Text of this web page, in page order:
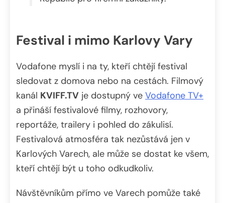
Festival i mimo Karlovy Vary
Vodafone myslí i na ty, kteří chtějí festival
sledovat z domova nebo na cestách. Filmový
kanál KVIFF.TV je dostupný ve Vodafone TV+
a přináší festivalové filmy, rozhovory,
reportáže, trailery i pohled do zákulisí.
Festivalová atmosféra tak nezůstává jen v
Karlových Varech, ale může se dostat ke všem,
kteří chtějí být u toho odkudkoliv.
Návštěvníkům přímo ve Varech pomůže také